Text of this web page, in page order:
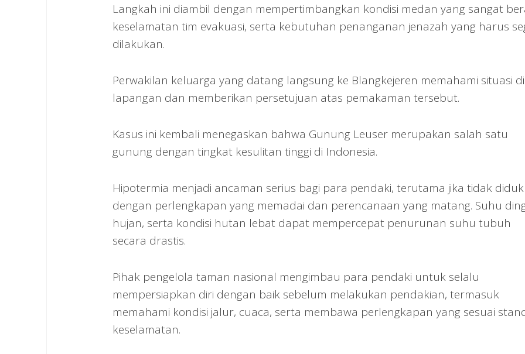
Langkah ini diambil dengan mempertimbangkan kondisi medan yang sangat
keselamatan tim evakuasi, serta kebutuhan penanganan jenazah yang harus
dilakukan.
Perwakilan keluarga yang datang langsung ke Blangkejeren memahami situasi di
lapangan dan memberikan persetujuan atas pemakaman tersebut.
Kasus ini kembali menegaskan bahwa Gunung Leuser merupakan salah satu
gunung dengan tingkat kesulitan tinggi di Indonesia.
Hipotermia menjadi ancaman serius bagi para pendaki, terutama jika tidak
dengan perlengkapan yang memadai dan perencanaan yang matang. Suhu
hujan, serta kondisi hutan lebat dapat mempercepat penurunan suhu tubuh
secara drastis.
Pihak pengelola taman nasional mengimbau para pendaki untuk selalu
mempersiapkan diri dengan baik sebelum melakukan pendakian, termasuk
memahami kondisi jalur, cuaca, serta membawa perlengkapan yang sesuai
keselamatan.